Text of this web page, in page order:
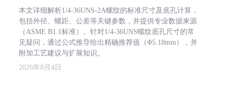
本文详细解析1/4-36UNS-2A螺纹的标准尺寸及底孔计算，
包括外径、螺距、公差等关键参数，并提供专业数据来源
（ASME B1.1标准）。针对1/4-36UNS螺纹底孔尺寸的常
见疑问，通过公式推导给出精确推荐值（Φ5.18mm），并
附加工艺建议与扩展知识。
2026年8月4日